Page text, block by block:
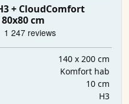
+ CloudComfort
cm
140 x 200 cm
Komfort hab
10 cm
H3